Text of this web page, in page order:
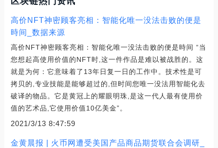
高价NFT神密顾客亮相：智能化唯一没法击败的便是
時间_数据来源
高价NFT神密顾客亮相：智能化唯一没法击败的便是時间 “当
您想起高使用价值的NFT时,这一件作品是难以被战胜的。这
就是为何：它意味着了13年日复一日的工作中。技术性是可
拷贝的,专业技能是能够超过的,但时间您唯一没法用智能化去
破译的物品。它是黄冠上的耀眼明珠,是这一代人最有使用价
值的艺术品,它使用价值10亿美金”。
2021/3/13 8:47:59
金黄晨报 | 火币网遭受美国产品商品期货联合会调研_